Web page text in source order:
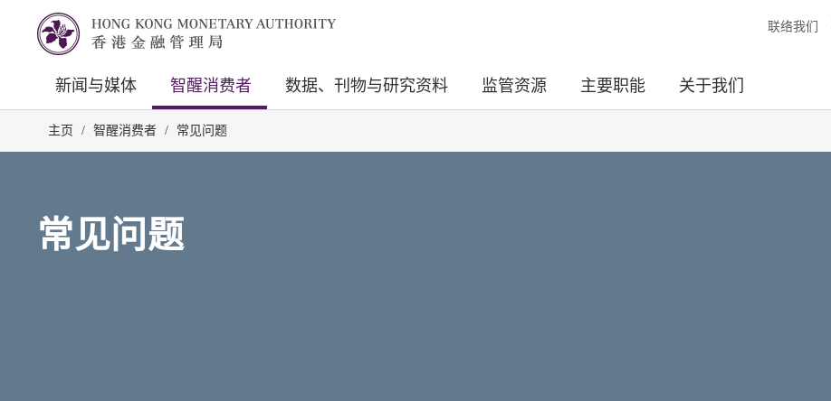
联络我们
新闻与媒体 智醒消费者 数据、刊物与研究资料 监管资源 主要职能 关于我们
主页 / 智醒消费者 / 常见问题
常见问题